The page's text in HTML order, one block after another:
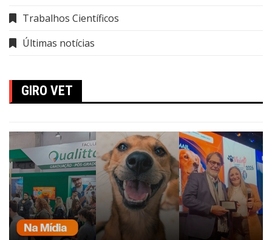
Trabalhos Científicos
Últimas notícias
GIRO VET